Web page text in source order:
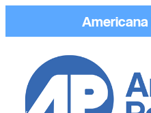
Americana